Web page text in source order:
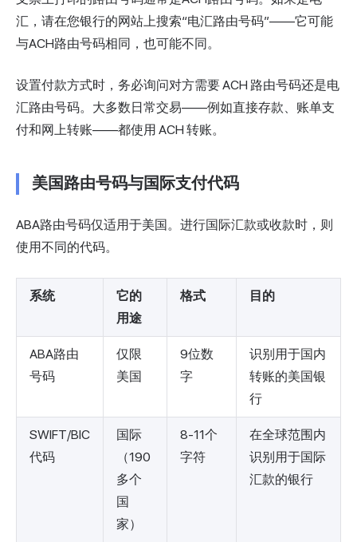
汇，请在您银行的网站上搜索“电汇路由号码”——它可能
与ACH路由号码相同，也可能不同。
设置付款方式时，务必询问对方需要 ACH 路由号码还是电
汇路由号码。大多数日常交易——例如直接存款、账单支
付和网上转账——都使用 ACH 转账。
美国路由号码与国际支付代码
ABA路由号码仅适用于美国。进行国际汇款或收款时，则
使用不同的代码。
系统
它的
用途
格式 目的
ABA路由
号码
仅限
美国
9位数
字
识别用于国内
转账的美国银
行
SWIFT/BIC
代码
国际
（190
多个
国
家）
8-11个
字符
在全球范围内
识别用于国际
汇款的银行